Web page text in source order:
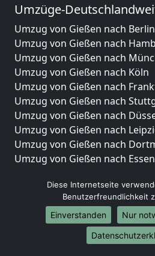
Umzüge-
Umzug von Gießen nach Berlin
Umzug von Gießen nach
Umzug von Gießen nach
Umzug von Gießen nach Köln
Umzug von Gießen nach
Umzug von Gießen nach
Umzug von Gießen nach
Umzug von Gießen nach
Umzug von Gießen nach
Umzug von Gießen nach Essen
Umzug von Gießen nach
Umzug von Gießen nach
Umzug von Gießen nach
Umzug von Gießen nach
Umzug von Gießen nach
Diese Internetseite
Benutzerfreundlichkeit
Einverstanden
Nur